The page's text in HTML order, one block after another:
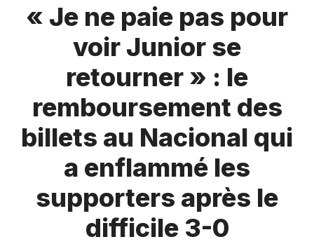
« Je ne paie pas pour
voir Junior se
retourner » : le
remboursement des
billets au Nacional qui
a enflammé les
supporters après le
difficile 3-0